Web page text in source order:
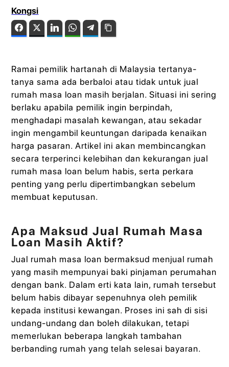
Kongsi
FacebookTwitter LinkedIn WhatsAppTelegram
Ramai pemilik hartanah di Malaysia tertanya-
tanya sama ada berbaloi atau tidak untuk jual
rumah masa loan masih berjalan. Situasi ini sering
berlaku apabila pemilik ingin berpindah,
menghadapi masalah kewangan, atau sekadar
ingin mengambil keuntungan daripada kenaikan
harga pasaran. Artikel ini akan membincangkan
secara terperinci kelebihan dan kekurangan jual
rumah masa loan belum habis, serta perkara
penting yang perlu dipertimbangkan sebelum
membuat keputusan.
Apa Maksud Jual Rumah Masa
Loan Masih Aktif?
Jual rumah masa loan bermaksud menjual rumah
yang masih mempunyai baki pinjaman perumahan
dengan bank. Dalam erti kata lain, rumah tersebut
belum habis dibayar sepenuhnya oleh pemilik
kepada institusi kewangan. Proses ini sah di sisi
undang-undang dan boleh dilakukan, tetapi
memerlukan beberapa langkah tambahan
berbanding rumah yang telah selesai bayaran.